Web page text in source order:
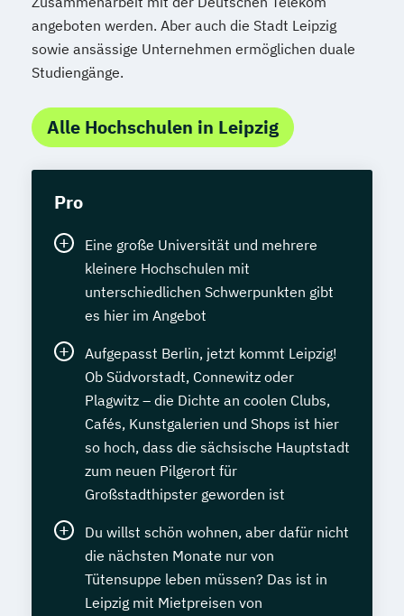
angeboten werden. Aber auch die Stadt Leipzig
sowie ansässige Unternehmen ermöglichen duale
Studiengänge.
Alle Hochschulen in Leipzig
Pro
Eine große Universität und mehrere
kleinere Hochschulen mit
unterschiedlichen Schwerpunkten gibt
es hier im Angebot
Aufgepasst Berlin, jetzt kommt Leipzig!
Ob Südvorstadt, Connewitz oder
Plagwitz – die Dichte an coolen Clubs,
Cafés, Kunstgalerien und Shops ist hier
so hoch, dass die sächsische Hauptstadt
zum neuen Pilgerort für
Großstadthipster geworden ist
Du willst schön wohnen, aber dafür nicht
die nächsten Monate nur von
Tütensuppe leben müssen? Das ist in
Leipzig mit Mietpreisen von